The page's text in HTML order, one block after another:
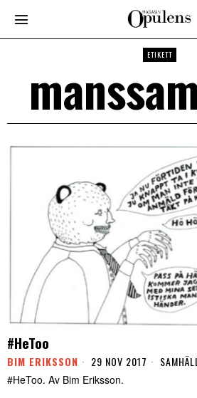
ETIKETT
#HeToo
BIM ERIKSSON 29 NOV 2017
#HeToo. Av Bim Eriksson.